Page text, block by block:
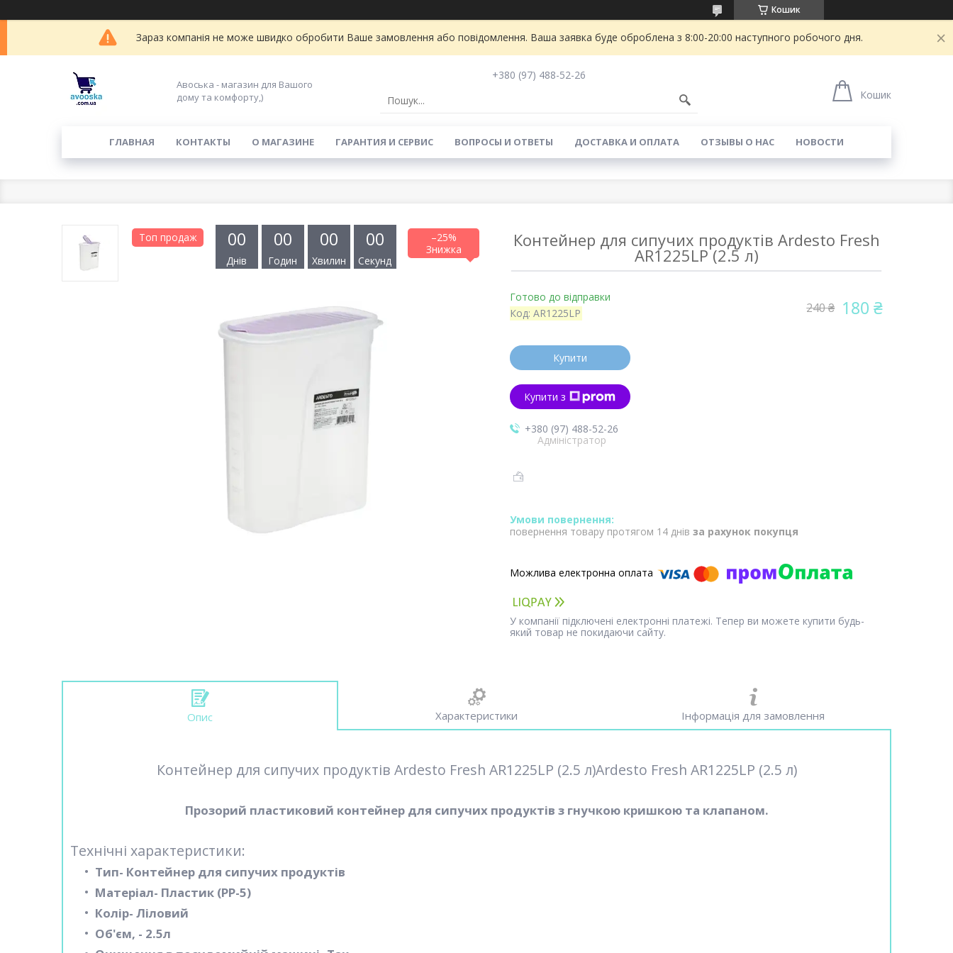
Кошик
Зараз компанія не може швидко обробити Ваше замовлення або повідомлення. Ваша заявка буде оброблена з 8:00-20:00 наступного робочого дня.
Авоська - магазин для Вашого
дому та комфорту,)
+380 (97) 488-52-26
Кошик
ГЛАВНАЯ КОНТАКТЫ О МАГАЗИНЕ ГАРАНТИЯ И СЕРВИС ВОПРОСЫ И ОТВЕТЫ ДОСТАВКА И ОПЛАТА ОТЗЫВЫ О НАС НОВОСТИ
Топ продаж –25%
00
Днів
00
Годин
00
Хвилин
00
Секунд
Контейнер для сипучих продуктів Ardesto Fresh
AR1225LP (2.5 л)
Готово до відправки
Код: AR1225LP 240 ₴ 180 ₴
Купити
Купити з
+380 (97) 488-52-26
Адміністратор
повернення товару протягом 14 днів за рахунок покупця
У компанії підключені електронні платежі. Тепер ви можете купити будь-
який товар не покидаючи сайту.
Опис Характеристики Інформація для замовлення
Контейнер для сипучих продуктів Ardesto Fresh AR1225LP (2.5 л)Ardesto Fresh AR1225LP (2.5 л)
Прозорий пластиковий контейнер для сипучих продуктів з гнучкою кришкою та клапаном.
Технічні характеристики:
Тип- Контейнер для сипучих продуктів
Матеріал- Пластик (PP-5)
Колір- Ліловий
Об'єм, - 2.5л